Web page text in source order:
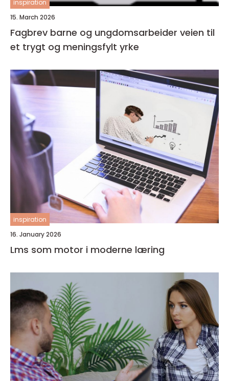
inspiration
15. March 2026
Fagbrev barne og ungdomsarbeider veien til
et trygt og meningsfylt yrke
inspiration
16. January 2026
Lms som motor i moderne læring